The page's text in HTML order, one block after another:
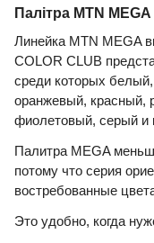
Палітра MTN MEGA
Линейка MTN MEGA
COLOR CLUB
среди которых
оранжевый, красный,
фиолетовый, серый и
Палитра MEGA
потому что серия
востребованные
Это удобно, когда